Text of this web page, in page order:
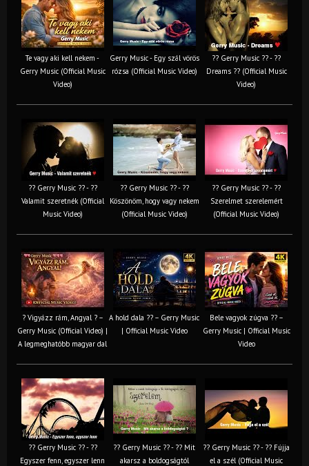
Te vagy aki kell nekem -
Gerry Music (Official Music
Video)
Gerry Music - Egy szál vörös
rózsa (Official Music Video)
?? Gerry Music ?? - ??
Dreams ?? (Official Music
Video)
?? Gerry Music ?? - ??
Valamit szeretnék (Official
Music Video)
?? Gerry Music ?? - ??
Köszönöm, hogy vagy nekem
(Official Music Video)
?? Gerry Music ?? - ??
Szerelmet szerelemért
(Official Music Video)
? Vigyázz rám, Angyal ? –
Gerry Music (Official Video) |
A legmeghatóbb magyar dal
A hold dala ?? – Gerry Music
| Official Music Video
Bele vagyok zúgva ?? –
Gerry Music | Official Music
Video
?? Gerry Music ?? - ??
Egyszer fenn, egyszer lenn
?? Gerry Music ?? - ?? Mit
akarsz a boldogságtól
?? Gerry Music ?? - ?? Fújja
el a szél (Official Music